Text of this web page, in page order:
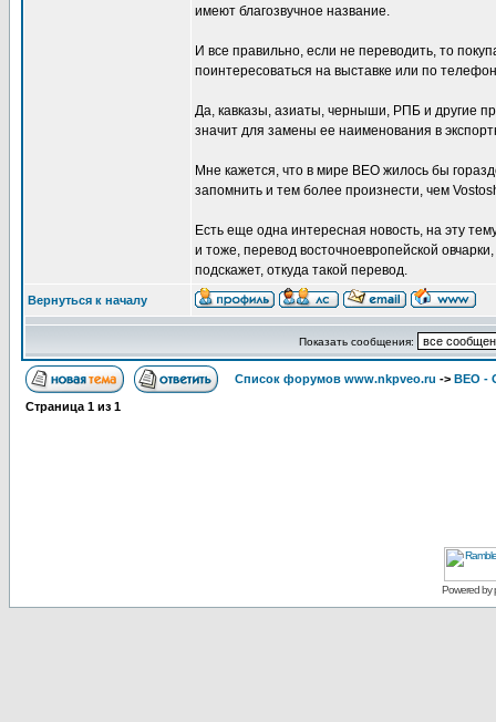
имеют благозвучное название.
И все правильно, если не переводить, то
поинтересоваться на выставке или по
Да, кавказы, азиаты, черныши, РПБ и другие
значит для замены ее наименования в
Мне кажется, что в мире ВЕО жилось бы
запомнить и тем более произнести, чем
Есть еще одна интересная новость, на эту
и тоже, перевод восточноевропейской
подскажет, откуда такой перевод.
Вернуться к началу
Показать сообщения:
Список форумов www.nkpveo.ru -> ВЕО -
Страница 1 из 1
Powered by